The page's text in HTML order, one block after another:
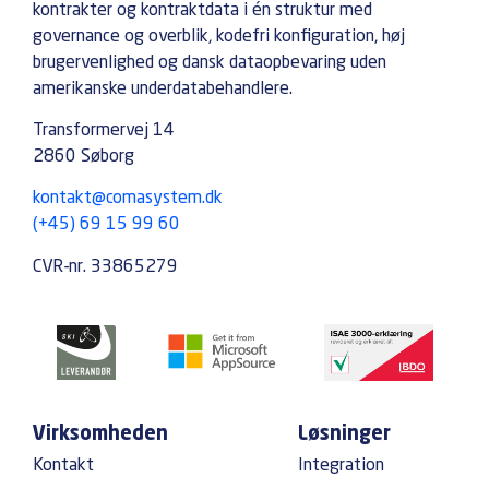
kontrakter og kontraktdata i én struktur med
governance og overblik, kodefri konfiguration, høj
brugervenlighed og dansk dataopbevaring uden
amerikanske underdatabehandlere.
Transformervej 14
2860 Søborg
kontakt@comasystem.dk
(+45) 69 15 99 60
CVR-nr. 33865279
Virksomheden
Kontakt
Løsninger
Integration